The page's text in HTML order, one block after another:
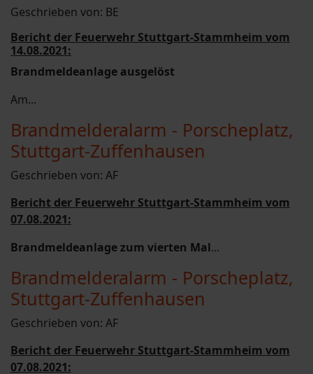
Geschrieben von: BE
Bericht der Feuerwehr Stuttgart-Stammheim vom
14.08.2021:
Brandmeldeanlage ausgelöst
Am...
Brandmelderalarm - Porscheplatz,
Stuttgart-Zuffenhausen
Geschrieben von: AF
Bericht der Feuerwehr Stuttgart-Stammheim vom
07.08.2021:
Brandmeldeanlage zum vierten Mal...
Brandmelderalarm - Porscheplatz,
Stuttgart-Zuffenhausen
Geschrieben von: AF
Bericht der Feuerwehr Stuttgart-Stammheim vom
07.08.2021: